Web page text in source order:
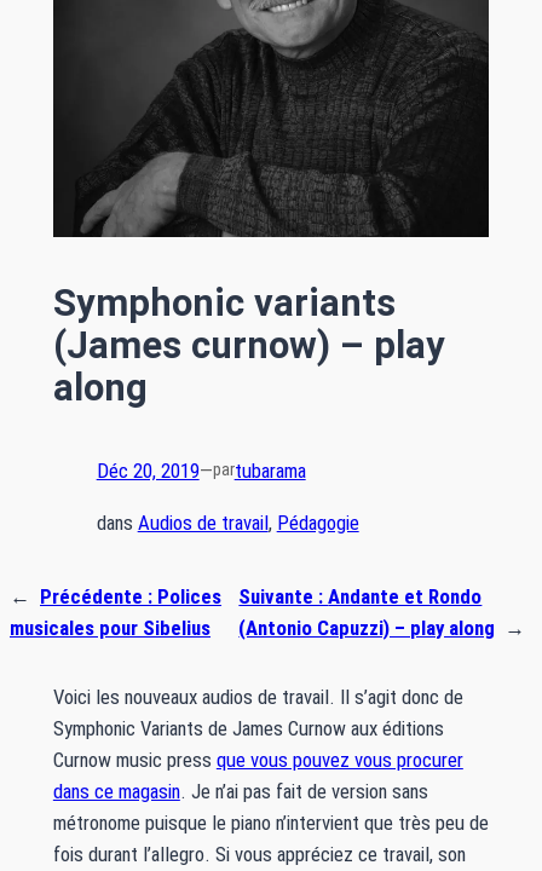
Symphonic variants
(James curnow) – play
along
Déc 20, 2019—partubarama
dans Audios de travail, Pédagogie
← Précédente : Polices
musicales pour Sibelius
Suivante :Andante et Rondo
(Antonio Capuzzi) – play along →
Voici les nouveaux audios de travail. Il s’agit donc de
Symphonic Variants de James Curnow aux éditions
Curnow music press que vous pouvez vous procurer
dans ce magasin. Je n’ai pas fait de version sans
métronome puisque le piano n’intervient que très peu de
fois durant l’allegro. Si vous appréciez ce travail, son